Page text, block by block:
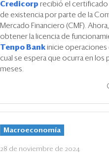
Credicorp recibió el
de existencia por parte de la
Mercado Financiero (CMF).
obtener la licencia de
Tenpo Bank inicie operaciones
cual se espera que ocurra en los
meses.
Macroeconomía
28 de noviembre de 2024